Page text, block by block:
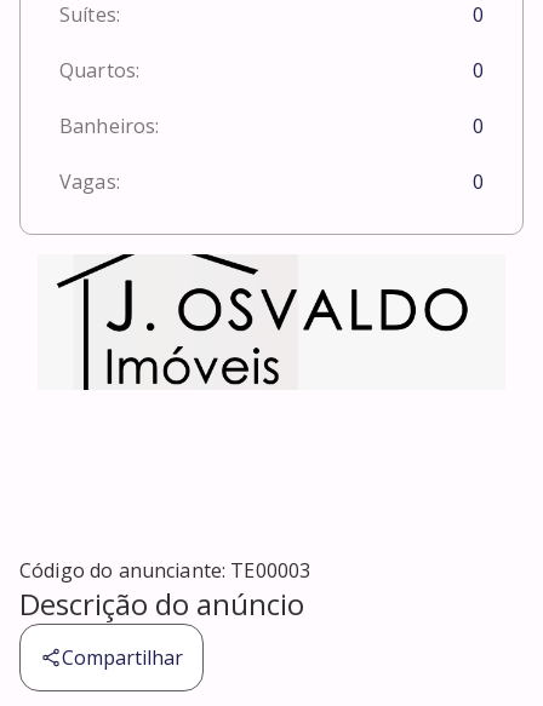
Suítes: 0
Quartos: 0
Banheiros: 0
Vagas: 0
Código do anunciante: TE00003
Descrição do anúncio
Compartilhar